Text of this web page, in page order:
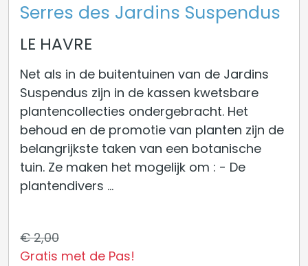
Serres des Jardins Suspendus
LE HAVRE
Net als in de buitentuinen van de Jardins
Suspendus zijn in de kassen kwetsbare
plantencollecties ondergebracht. Het
behoud en de promotie van planten zijn de
belangrijkste taken van een botanische
tuin. Ze maken het mogelijk om : - De
plantendivers ...
€ 2,00
Gratis met de Pas!